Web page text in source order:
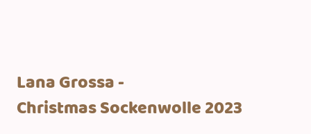
Lana Grossa -
Christmas Sockenwolle 2023